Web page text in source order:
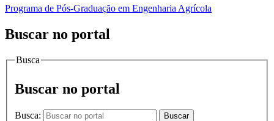
Programa de Pós-Graduação em Engenharia Agrícola
Buscar no portal
Busca
Buscar no portal
Busca: Buscar